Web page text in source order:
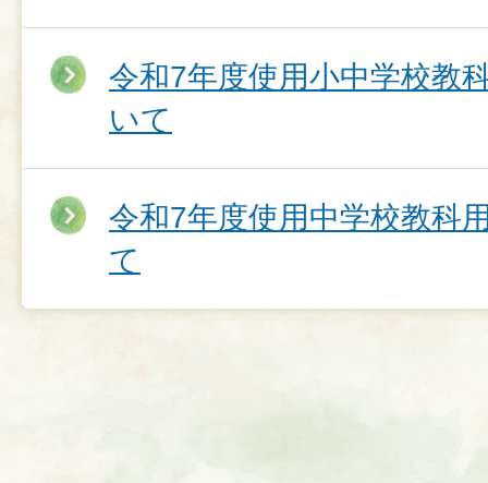
令和7年度使用小中学校教
いて
令和7年度使用中学校教科
て